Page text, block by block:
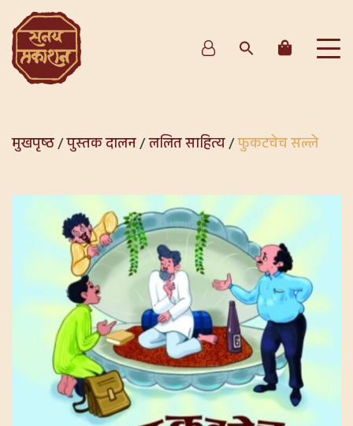
मुखपृष्ठ/पुस्तक दालन/ललित साहित्य/फुकटचेच सल्ले